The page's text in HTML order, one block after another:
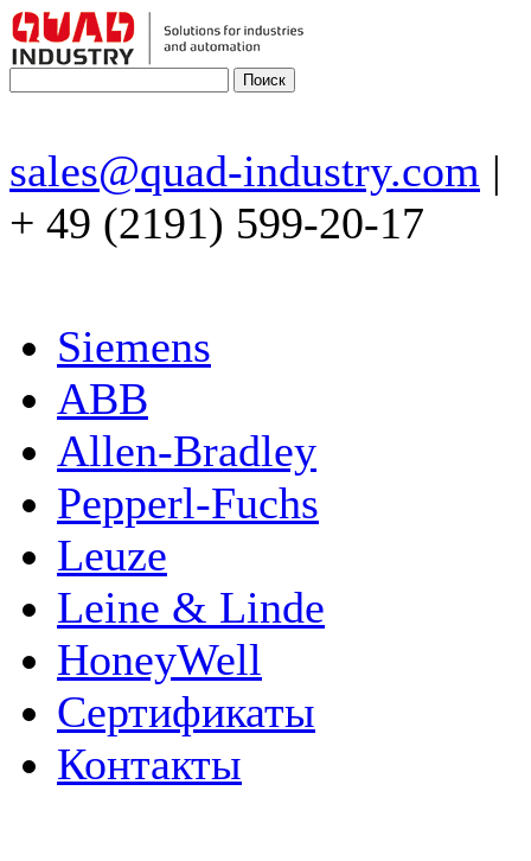
sales@quad-industry.com |
+ 49 (2191) 599-20-17
Siemens
ABB
Allen-Bradley
Pepperl-Fuchs
Leuze
Leine & Linde
HoneyWell
Сертификаты
Контакты